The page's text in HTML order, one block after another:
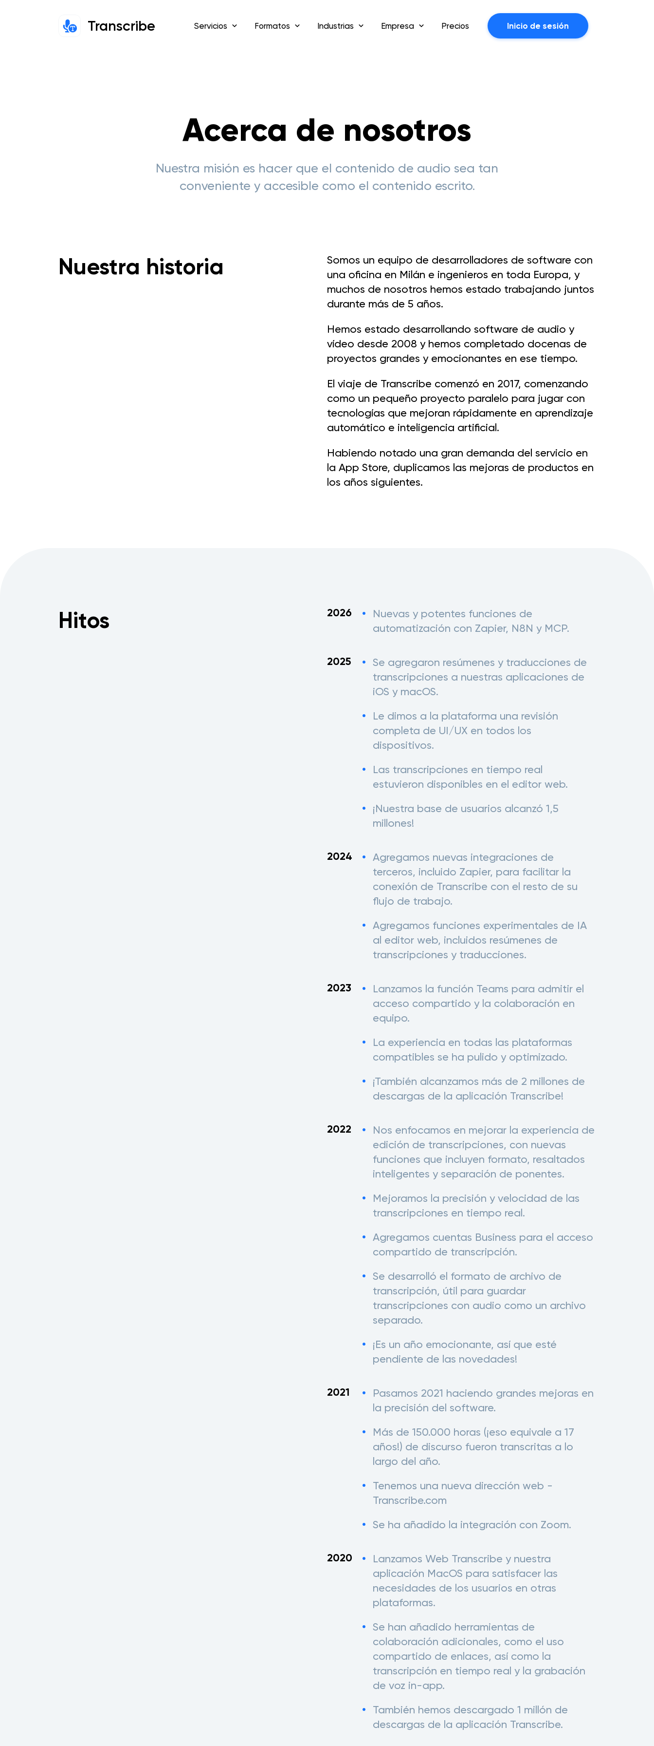
Transcribe Servicios Formatos Industrias Empresa Precios Inicio de sesión
Acerca de nosotros
Nuestra misión es hacer que el contenido de audio sea tan
conveniente y accesible como el contenido escrito.
Nuestra historia
Somos un equipo de desarrolladores de software con
una oficina en Milán e ingenieros en toda Europa, y
muchos de nosotros hemos estado trabajando juntos
durante más de 5 años.
Hemos estado desarrollando software de audio y
vídeo desde 2008 y hemos completado docenas de
proyectos grandes y emocionantes en ese tiempo.
El viaje de Transcribe comenzó en 2017, comenzando
como un pequeño proyecto paralelo para jugar con
tecnologías que mejoran rápidamente en aprendizaje
automático e inteligencia artificial.
Habiendo notado una gran demanda del servicio en
la App Store, duplicamos las mejoras de productos en
los años siguientes.
Hitos 2026
Nuevas y potentes funciones de
automatización con Zapier, N8N y MCP.
2025
Se agregaron resúmenes y traducciones de
transcripciones a nuestras aplicaciones de
iOS y macOS.
Le dimos a la plataforma una revisión
completa de UI/UX en todos los
dispositivos.
Las transcripciones en tiempo real
estuvieron disponibles en el editor web.
¡Nuestra base de usuarios alcanzó 1,5
millones!
2024
Agregamos nuevas integraciones de
terceros, incluido Zapier, para facilitar la
conexión de Transcribe con el resto de su
flujo de trabajo.
Agregamos funciones experimentales de IA
al editor web, incluidos resúmenes de
transcripciones y traducciones.
2023
Lanzamos la función Teams para admitir el
acceso compartido y la colaboración en
equipo.
La experiencia en todas las plataformas
compatibles se ha pulido y optimizado.
¡También alcanzamos más de 2 millones de
descargas de la aplicación Transcribe!
2022
Nos enfocamos en mejorar la experiencia de
edición de transcripciones, con nuevas
funciones que incluyen formato, resaltados
inteligentes y separación de ponentes.
Mejoramos la precisión y velocidad de las
transcripciones en tiempo real.
Agregamos cuentas Business para el acceso
compartido de transcripción.
Se desarrolló el formato de archivo de
transcripción, útil para guardar
transcripciones con audio como un archivo
separado.
¡Es un año emocionante, así que esté
pendiente de las novedades!
2021
Pasamos 2021 haciendo grandes mejoras en
la precisión del software.
Más de 150.000 horas (¡eso equivale a 17
años!) de discurso fueron transcritas a lo
largo del año.
Tenemos una nueva dirección web -
Transcribe.com
Se ha añadido la integración con Zoom.
2020
Lanzamos Web Transcribe y nuestra
aplicación MacOS para satisfacer las
necesidades de los usuarios en otras
plataformas.
Se han añadido herramientas de
colaboración adicionales, como el uso
compartido de enlaces, así como la
transcripción en tiempo real y la grabación
de voz in-app.
También hemos descargado 1 millón de
descargas de la aplicación Transcribe.